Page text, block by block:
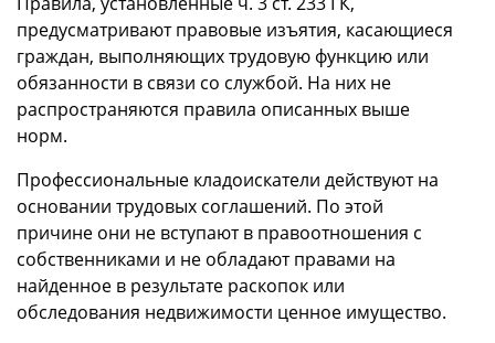
предусматривают правовые изъятия, касающиеся
граждан, выполняющих трудовую функцию или
обязанности в связи со службой. На них не
распространяются правила описанных выше
норм.
Профессиональные кладоискатели действуют на
основании трудовых соглашений. По этой
причине они не вступают в правоотношения с
собственниками и не обладают правами на
найденное в результате раскопок или
обследования недвижимости ценное имущество.